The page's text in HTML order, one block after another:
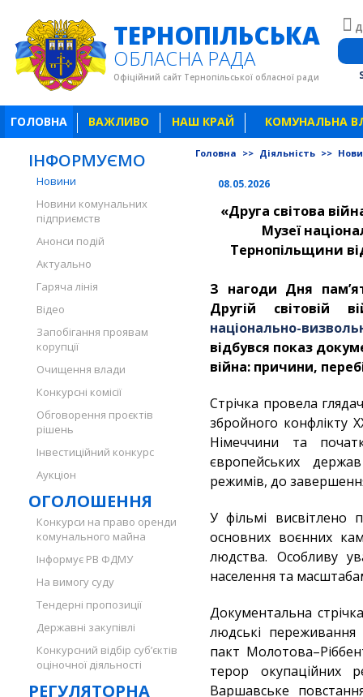
ТЕРНОПІЛЬСЬКА
ОБЛАСНА РАДА
Офіційний сайт Тернопільської обласної ради
ГОЛОВНА ВАЖЛИВО НАШ КРАЙ КОМУНАЛЬНА
ІНФОРМУЄМО
Новини
Новини комунальних
підприємств
Анонси подій
Актуально
Гаряча лінія
Відео
Запобігання проявам
корупції
Очищення влади
Конкурсні комісії
Обговорення проєктів
рішень
Інвестиційний конкурс
Аукціон
ОГОЛОШЕННЯ
Конкурси на право оренди
комунального майна
Інформує РВ ФДМУ
На вимогу суду
Тендерні пропозиції
Державні закупівлі
Конкурсний відбір суб’єктів
оціночної діяльності
РЕГУЛЯТОРНА
Головна >> Діяльність >>
08.05.2026
«Друга світова
Музеї
Тернопільщини
З нагоди Дня
Другій світовій
національно-
відбувся показ
війна: причини,
Стрічка провела
збройного конфлікту
Німеччини та
європейських
режимів, до
У фільмі висвітлено
основних воєнних
людства. Особливу
населення та
Документальна
людські
пакт
терор окупаційних
Варшавське